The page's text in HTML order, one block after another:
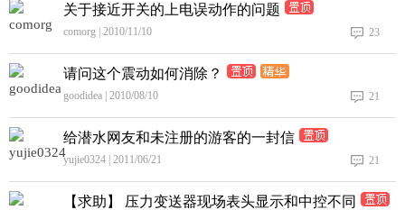
关于接近开关的上电误动作的问题
comorg | 2010/11/10 23
请问这个震动如何消除？
goodidea | 2010/08/10 21
给潜水网友和未注册的游客的一封信
yujie0324 | 2011/06/21 21
【求助】 压力变送器现场表头显示和中控不同